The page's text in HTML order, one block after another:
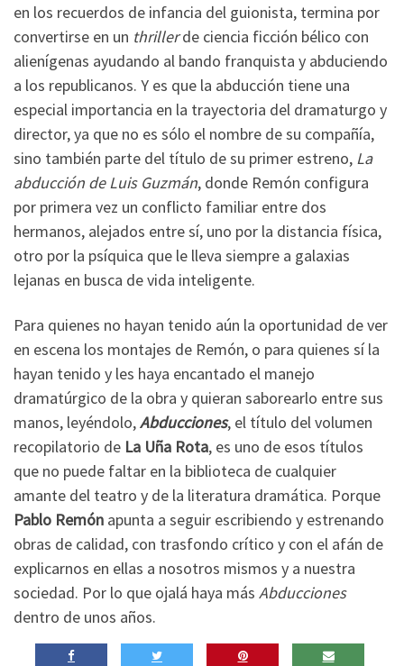
en los recuerdos de infancia del guionista, termina por
convertirse en un thrillerde ciencia ficción bélico con
alienígenas ayudando al bando franquista y abduciendo
a los republicanos. Y es que la abducción tiene una
especial importancia en la trayectoria del dramaturgo y
director, ya que no es sólo el nombre de su compañía,
sino también parte del título de su primer estreno, La
abducción de Luis Guzmán, donde Remón configura
por primera vez un conflicto familiar entre dos
hermanos, alejados entre sí, uno por la distancia física,
otro por la psíquica que le lleva siempre a galaxias
lejanas en busca de vida inteligente.
Para quienes no hayan tenido aún la oportunidad de ver
en escena los montajes de Remón, o para quienes sí la
hayan tenido y les haya encantado el manejo
dramatúrgico de la obra y quieran saborearlo entre sus
manos, leyéndolo,Abducciones, el título del volumen
recopilatorio de La Uña Rota, es uno de esos títulos
que no puede faltar en la biblioteca de cualquier
amante del teatro y de la literatura dramática. Porque
Pablo Remón apunta a seguir escribiendo y estrenando
obras de calidad, con trasfondo crítico y con el afán de
explicarnos en ellas a nosotros mismos y a nuestra
sociedad. Por lo que ojalá haya más Abducciones
dentro de unos años.